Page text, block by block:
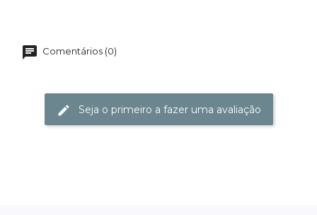
Comentários (0)
Seja o primeiro a fazer uma avaliação